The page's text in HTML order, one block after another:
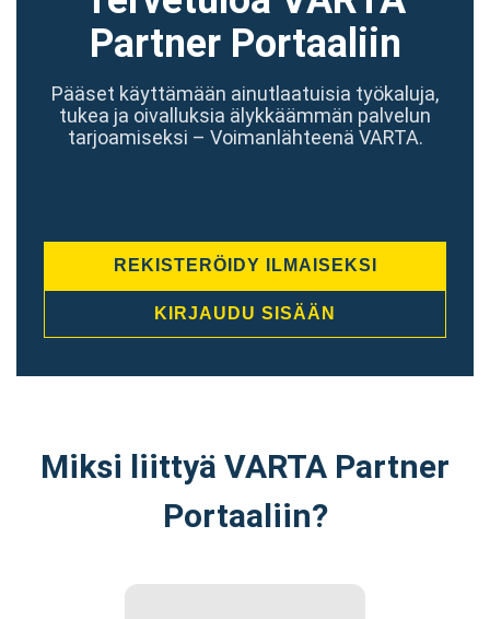
Partner Portaaliin
Pääset käyttämään ainutlaatuisia työkaluja,
tukea ja oivalluksia älykkäämmän palvelun
tarjoamiseksi – Voimanlähteenä VARTA.
KIRJAUDU SISÄÄN
REKISTERÖIDY ILMAISEKSI
Miksi liittyä VARTA Partner
Portaaliin?